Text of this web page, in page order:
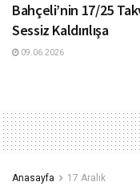
Bahçeli’nin 17/25
Sessiz Kaldırılışa
09.06.2026
Anasayfa 17 Aralık